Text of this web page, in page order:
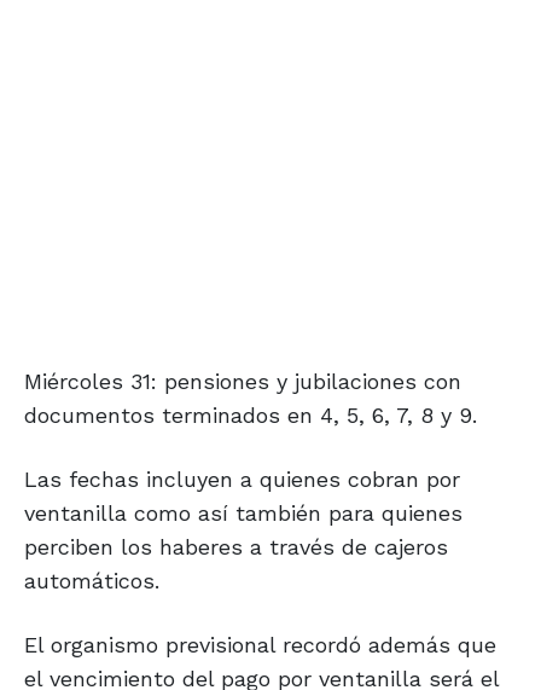
Miércoles 31: pensiones y jubilaciones con
documentos terminados en 4, 5, 6, 7, 8 y 9.
Las fechas incluyen a quienes cobran por
ventanilla como así también para quienes
perciben los haberes a través de cajeros
automáticos.
El organismo previsional recordó además que
el vencimiento del pago por ventanilla será el